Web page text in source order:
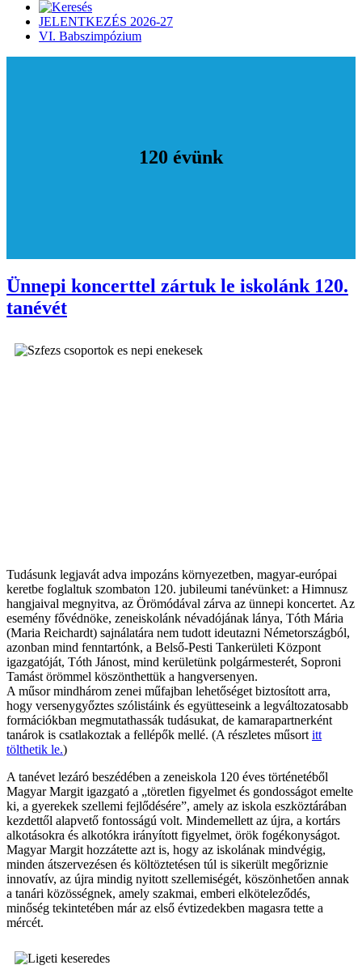
JELENTKEZÉS 2026-27
VI. Babszimpózium
120 évünk
Ünnepi koncerttel zártuk le iskolánk 120.
tanévét
Tudásunk legjavát adva impozáns környezetben, magyar-európai
keretbe foglaltuk szombaton 120. jubileumi tanévünket: a Himnusz
hangjaival megnyitva, az Örömódával zárva az ünnepi koncertet. Az
esemény fővédnöke, zeneiskolánk névadójának lánya, Tóth Mária
(Maria Reichardt) sajnálatára nem tudott ideutazni Németországból,
azonban mind fenntartónk, a Belső-Pesti Tankerületi Központ
igazgatóját, Tóth Jánost, mind kerületünk polgármesterét, Soproni
Tamást örömmel köszönthettük a hangversenyen.
A műsor mindhárom zenei műfajban lehetőséget biztosított arra,
hogy versenygyőztes szólistáink és együtteseink a legváltozatosabb
formációkban megmutathassák tudásukat, de kamarapartnerként
tanárok is csatlakoztak a fellépők mellé. (A részletes műsort itt
tölthetik le.)
A tanévet lezáró beszédében a zeneiskola 120 éves történetéből
Magyar Margit igazgató a „töretlen figyelmet és gondosságot emelte
ki, a gyerekek szellemi fejlődésére”, amely az iskola eszköztárában
kezdettől alapvető fontosságú volt. Mindemellett az újra, a kortárs
alkotásokra és alkotókra irányított figyelmet, örök fogékonyságot.
Magyar Margit hozzátette azt is, hogy az iskolának mindvégig,
minden átszervezésen és költöztetésen túl is sikerült megőriznie
innovatív, az újra mindig nyitott szellemiségét, köszönhetően annak
a tanári közösségnek, amely szakmai, emberi elköteleződés,
minőség tekintetében már az első évtizedekben magasra tette a
mércét.